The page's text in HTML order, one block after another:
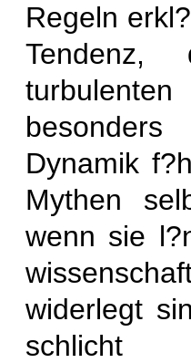
Regeln
Dynamik
Mythen
wenn sie
widerlegt
schlicht